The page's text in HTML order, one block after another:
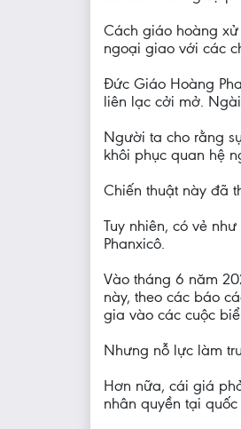
Cách giáo hoàng
ngoại giao với các
Đức Giáo Hoàng
liên lạc cởi mở.
Người ta cho rằng
khôi phục quan hệ
Chiến thuật này đã
Tuy nhiên, có vẻ
Phanxicô.
Vào tháng 6 năm
này, theo các báo
gia vào các cuộc
Nhưng nỗ lực làm
Hơn nữa, cái giá
nhân quyền tại